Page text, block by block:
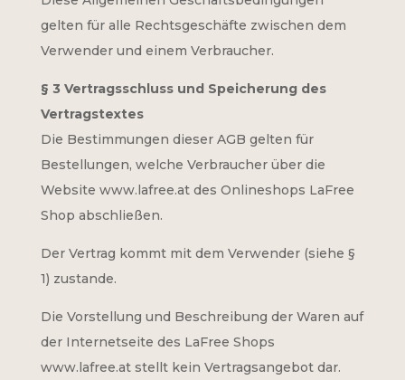
gelten für alle Rechtsgeschäfte zwischen dem
Verwender und einem Verbraucher.
§ 3 Vertragsschluss und Speicherung des
Vertragstextes
Die Bestimmungen dieser AGB gelten für
Bestellungen, welche Verbraucher über die
Website www.lafree.at des Onlineshops LaFree
Shop abschließen.
Der Vertrag kommt mit dem Verwender (siehe §
1) zustande.
Die Vorstellung und Beschreibung der Waren auf
der Internetseite des LaFree Shops
www.lafree.at stellt kein Vertragsangebot dar.